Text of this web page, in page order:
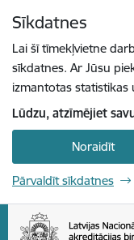
Sīkdatnes
Lai šī tīmekļvietne
sīkdatnes. Ar Jūsu
izmantotas statistikas
Lūdzu, atzīmējiet
Noraidīt
Pārvaldīt sīkdatnes